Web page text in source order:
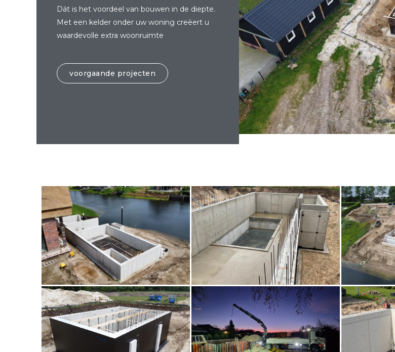
Dát is het voordeel van bouwen in de diepte.
Met een kelder onder uw woning creëert u
waardevolle extra woonruimte
voorgaande projecten